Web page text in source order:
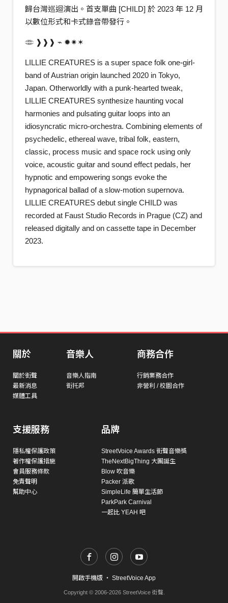
歸台灣巡迴演出。首支單曲 [CHILD] 於 2023 年 12 月
以數位形式和卡式錄音帶發行。
𓂏 ❱❱❱ ⌁ ✹✷✶
LILLIE CREATURES is a super space folk one-girl-
band of Austrian origin launched 2020 in Tokyo,
Japan. Otherworldly with a punk-hearted tweak,
LILLIE CREATURES synthesize haunting vocal
harmonies and pulsating guitar loops into an
idiosyncratic micro-orchestra. Combining elements of
psychedelic, ethereal wave, tribal folk, eastern,
classic, process music and space rock using only
voice, acoustic guitar and sound effect pedals, her
hypnotic and empowering songs evoke the
hypnagorical ballad of a slow-motion supernova.
LILLIE CREATURES debut single CHILD was
recorded at Faust Studio Records in Prague (CZ) and
released digitally and on cassette tape in December
2023.
關於
關於街聲
最新消息
媒體工具
音樂人
音樂人指南
街托邦
商務合作
行銷業務合作
非營利 / 校園合作
支援服務
隱私權保護政策
著作權保護措施
會員服務條款
免責聲明
幫助中心
品牌
StreetVoice Awards 街聲音樂獎
TheNextBigThing 大團誕生
Blow 吹音樂
Packer 派歌
SimpleLife 簡單生活節
ParkPark Carnival
一起比 YEAH 吧
開啟手機版 ・ StreetVoice App
Copyright © 2006-2026 StreetVoice 街聲.